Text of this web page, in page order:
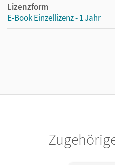
Lizenzform
E-Book Einzellizenz - 1 Jahr
Privatpersonen, die nur mit